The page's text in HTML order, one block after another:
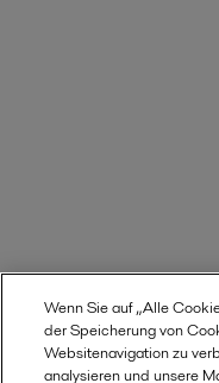
Wenn Sie auf „Alle
der Speicherung von
Websitenavigation zu
analysieren und unsere